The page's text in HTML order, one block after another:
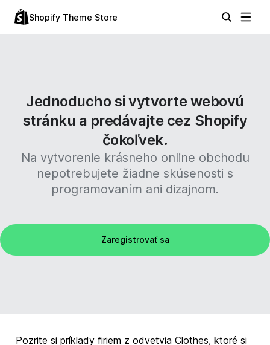
Shopify Theme Store
Jednoducho si vytvorte webovú
stránku a predávajte cez Shopify
čokoľvek.
Na vytvorenie krásneho online obchodu
nepotrebujete žiadne skúsenosti s
programovaním ani dizajnom.
Zaregistrovať sa
Pozrite si príklady firiem z odvetvia Clothes, ktoré si